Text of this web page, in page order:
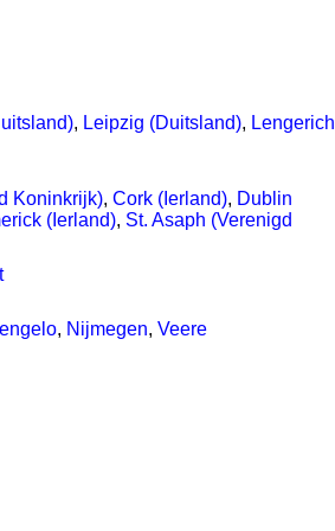
, Leipzig (Duitsland), Lengerich
Koninkrijk), Cork (Ierland), Dublin
(Ierland), St. Asaph (Verenigd
, Nijmegen, Veere